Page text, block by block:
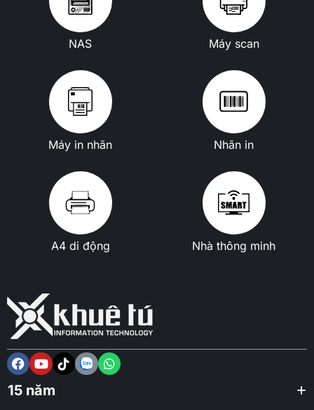
NAS Máy scan
Máy in nhãn Nhãn in
A4 di động Nhà thông minh
15 năm